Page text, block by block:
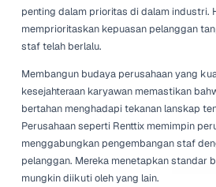
pelatihan. Dengan
dapat memastikan aliran
memenuhi kebutuhan spesifik
kekosongan yang mendesak
kontinuitas dan loyalitas di
Strategi lain yang semakin
kerja fleksibel. Banyak
waktu atau peluang gig.